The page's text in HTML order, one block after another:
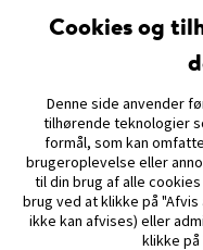
SITEMAP
REFERENCER &
KONTAKT OS
Cookies og
Denne side anvender
tilhørende teknologier
formål, som kan
brugeroplevelse eller
til din brug af alle
brug ved at klikke på
ikke kan afvises) eller
klikke